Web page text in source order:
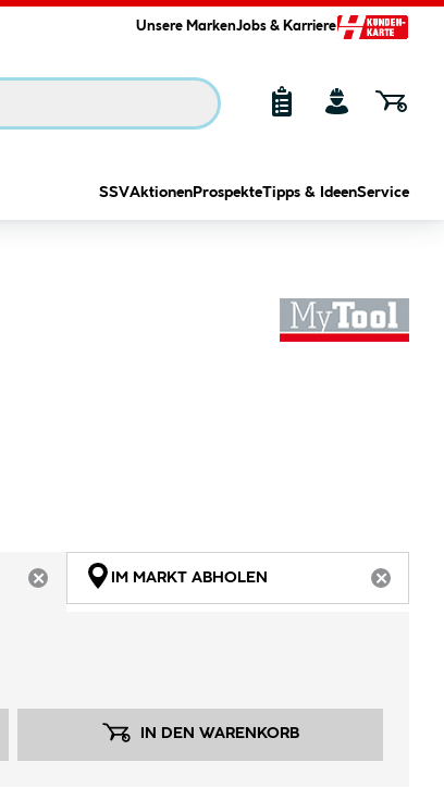
Unsere MarkenJobs & Karriere
SSVAktionen ProspekteTipps & IdeenService
ARTIKEL NICHT VERFÜGBAR
IM MARKT ABHOLEN
IN DEN WARENKORB